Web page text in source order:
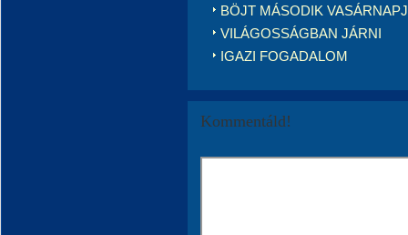
BÖJT MÁSODIK
VILÁGOSSÁGBAN JÁRNI
IGAZI FOGADALOM
Kommentáld!